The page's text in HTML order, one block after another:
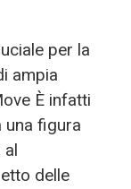
per la
ampia
È infatti
una figura
al
delle